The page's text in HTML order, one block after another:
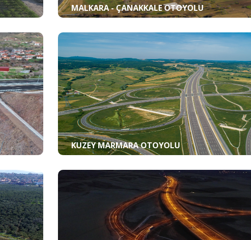
MALKARA - ÇANAKKALE OTOYOLU
KUZEY MARMARA OTOYOLU